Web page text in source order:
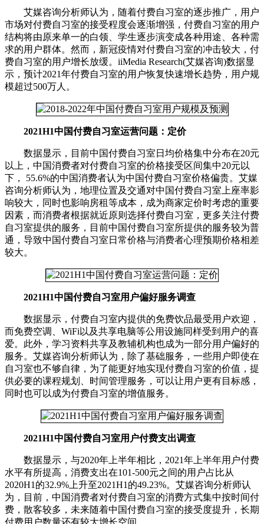
艾媒咨询分析师认为，随着付费自习室的逐步推广，用户
市场对付费自习室的接受程度会逐渐增强，付费自习室的用户
结构将由原来单一的白领、学生逐步演变成各种用途、各种需
求的用户群体。然而，新冠疫情对付费自习室的冲击较大，付
费自习室的用户增长放缓。iiMedia Research(艾媒咨询)数据显
示，预计2021年付费自习室的用户恢复快速增长趋势，用户规
模超过500万人。
2021H1中国付费自习室运营问题：定价
数据显示，目前中国付费自习室日均价格集中分布在20元
以上，中国消费者对付费自习室的价格接受区间集中20元以
下， 55.6%的中国消费者认为中国付费自习室价格偏贵。艾媒
咨询分析师认为，地理位置及交通对中国付费自习室上座率影
响较大，同时也影响房租等成本，成为商家定价时考虑的重要
因素，而消费者根据就近原则选择付费自习室，更多关注付费
自习室提供的服务，目前中国付费自习室所提供的服务较为普
通，导致中国付费自习室日常价格与消费者心理预期价格相差
较大。
2021H1中国付费自习室用户偏好服务调查
数据显示，付费自习室内提供的免费饮品最受用户欢迎，
而免费空调、WiFi以及共享电脑等公用设施同样受到用户的喜
爱。此外，学习资料共享及教辅机构也成为一部分用户偏好的
服务。艾媒咨询分析师认为，除了基础服务，一些用户即使在
自习室也不够自律，为了能更好地实现付费自习室的价值，提
供必要的课程规划、时间管理服务，可以让用户更有目标感，
同时也可以成为付费自习室的增值服务。
2021H1中国付费自习室用户付费支出调查
数据显示，与2020年上半年相比，2021年上半年用户付费
水平有所提高，消费支出在101-500元之间的用户占比从
2020H1的32.9%上升至2021H1的49.23%。艾媒咨询分析师认
为，目前，中国消费者对付费自习室的消费方式集中按时间付
费，散客较多，未来随着中国付费自习室的接受度提升，长期